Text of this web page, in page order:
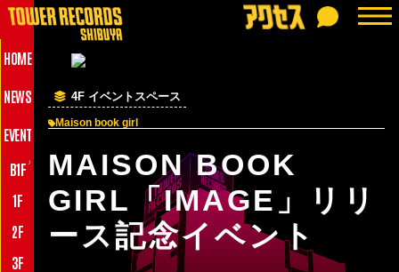
HOME
NEWS
EVENT
B1F ♪
1F
2F
3F
4F イベントスペース
Maison book girl
MAISON BOOK
GIRL「IMAGE」リリ
ース記念イベント